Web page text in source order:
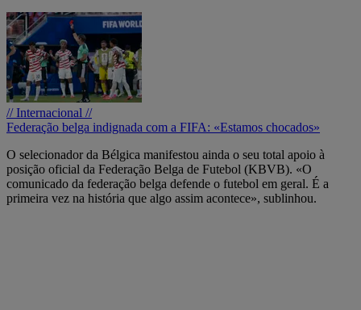
// Internacional //
Federação belga indignada com a FIFA: «Estamos chocados»
O selecionador da Bélgica manifestou ainda o seu total apoio à
posição oficial da Federação Belga de Futebol (KBVB). «O
comunicado da federação belga defende o futebol em geral. É a
primeira vez na história que algo assim acontece», sublinhou.